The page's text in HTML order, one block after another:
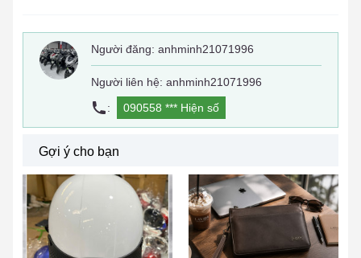
Người đăng: anhminh21071996
Người liên hệ: anhminh21071996
:
090558 *** Hiện số
Gợi ý cho bạn